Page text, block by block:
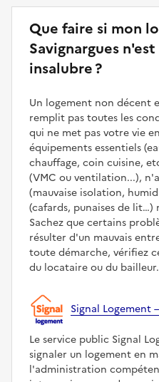
Que faire si mon
Savignargues
insalubre ?
Un logement non décent
remplit pas toutes les
qui ne met pas votre vie
équipements essentiels
chauffage, coin cuisine,
(VMC ou ventilation...),
(mauvaise isolation,
(cafards, punaises de lit…)
Sachez que certains
résulter d'un mauvais
toute démarche, vérifiez
du locataire ou du bailleur.
Signal Logement
Le service public Signal
signaler un logement en
l'administration